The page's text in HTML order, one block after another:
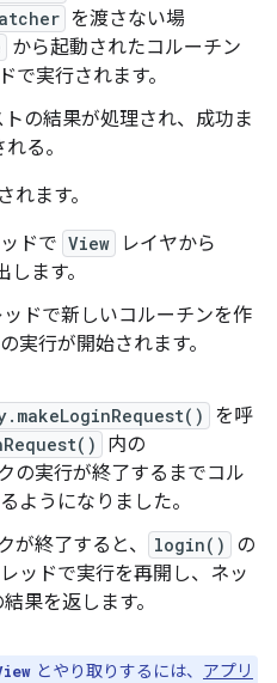
を渡さない場
から起動されたコルーチン
で実行されます。
の結果が処理され、成功ま
る。
ます。
ドで View レイヤから
ます。
ドで新しいコルーチンを作
実行が開始されます。
を呼
内の
の実行が終了するまでコル
ようになりました。
が終了すると、 login()
の
ッドで実行を再開し、ネッ
果を返します。
とやり取りするには、 アプリ